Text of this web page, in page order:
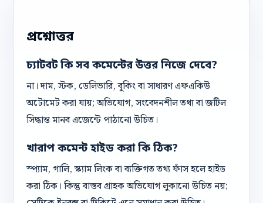
প্রশ্নোত্তর
চ্যাটবট কি সব কমেন্টের উত্তর নিজে দেবে?
না। দাম, স্টক, ডেলিভারি, বুকিং বা সাধারণ এফএকিউ
অটোমেট করা যায়; অভিযোগ, সংবেদনশীল তথ্য বা জটিল
সিদ্ধান্ত মানব এজেন্টে পাঠানো উচিত।
খারাপ কমেন্ট হাইড করা কি ঠিক?
স্প্যাম, গালি, স্ক্যাম লিংক বা ব্যক্তিগত তথ্য ফাঁস হলে হাইড
করা ঠিক। কিন্তু বাস্তব গ্রাহক অভিযোগ লুকানো উচিত নয়;